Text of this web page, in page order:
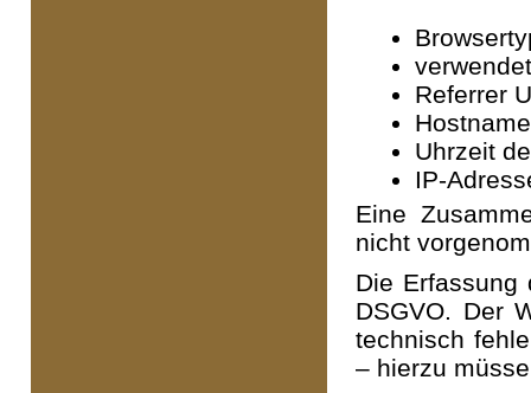
Referrer
Uhrzeit
IP-
Eine
nicht
Die Erfassung
DSGVO. Der
technisch
– hierzu